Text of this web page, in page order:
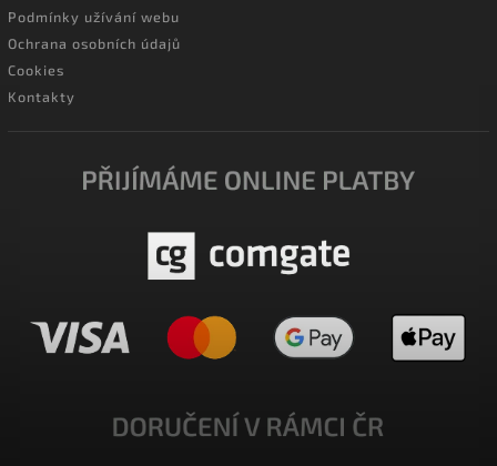
Podmínky užívání webu
Ochrana osobních údajů
Cookies
Kontakty